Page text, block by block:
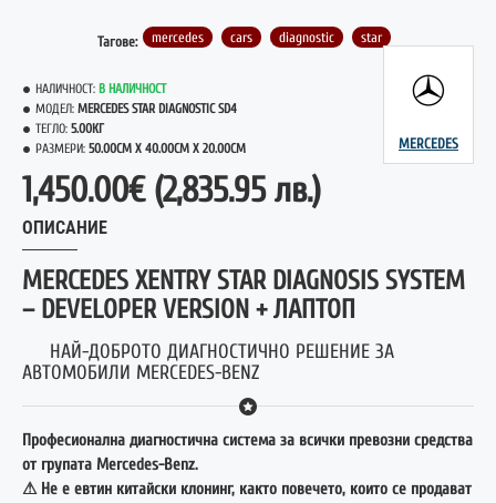
Тагове: mercedes cars diagnostic star
НАЛИЧНОСТ: В НАЛИЧНОСТ
МОДЕЛ: MERCEDES STAR DIAGNOSTIC SD4
ТЕГЛО: 5.00КГ
РАЗМЕРИ: 50.00CM X 40.00CM X 20.00CM MERCEDES
1,450.00€ (2,835.95 лв.)
ОПИСАНИЕ
MERCEDES XENTRY STAR DIAGNOSIS SYSTEM
– DEVELOPER VERSION + ЛАПТОП
НАЙ-ДОБРОТО ДИАГНОСТИЧНО РЕШЕНИЕ ЗА
АВТОМОБИЛИ MERCEDES-BENZ
Професионална диагностична система за всички превозни средства
от групата Mercedes-Benz.
⚠ Не е евтин китайски клонинг, както повечето, които се продават